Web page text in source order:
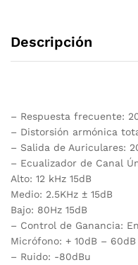
Descripción
– Respuesta frecuente:
– Distorsión armónica
– Salida de Auriculares:
– Ecualizador de Canal
Alto: 12 kHz 15dB
Medio: 2.5KHz ± 15dB
Bajo: 80Hz 15dB
– Control de Ganancia:
Micrófono: + 10dB – 60dB
– Ruido: -80dBu